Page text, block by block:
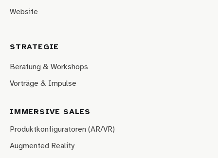
Website
STRATEGIE
Beratung & Workshops
Vorträge & Impulse
IMMERSIVE SALES
Produktkonfiguratoren (AR/VR)
Augmented Reality